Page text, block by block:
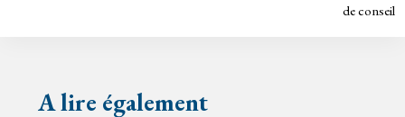
de conseil
A lire également